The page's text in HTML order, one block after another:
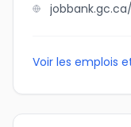
Voir les emplois